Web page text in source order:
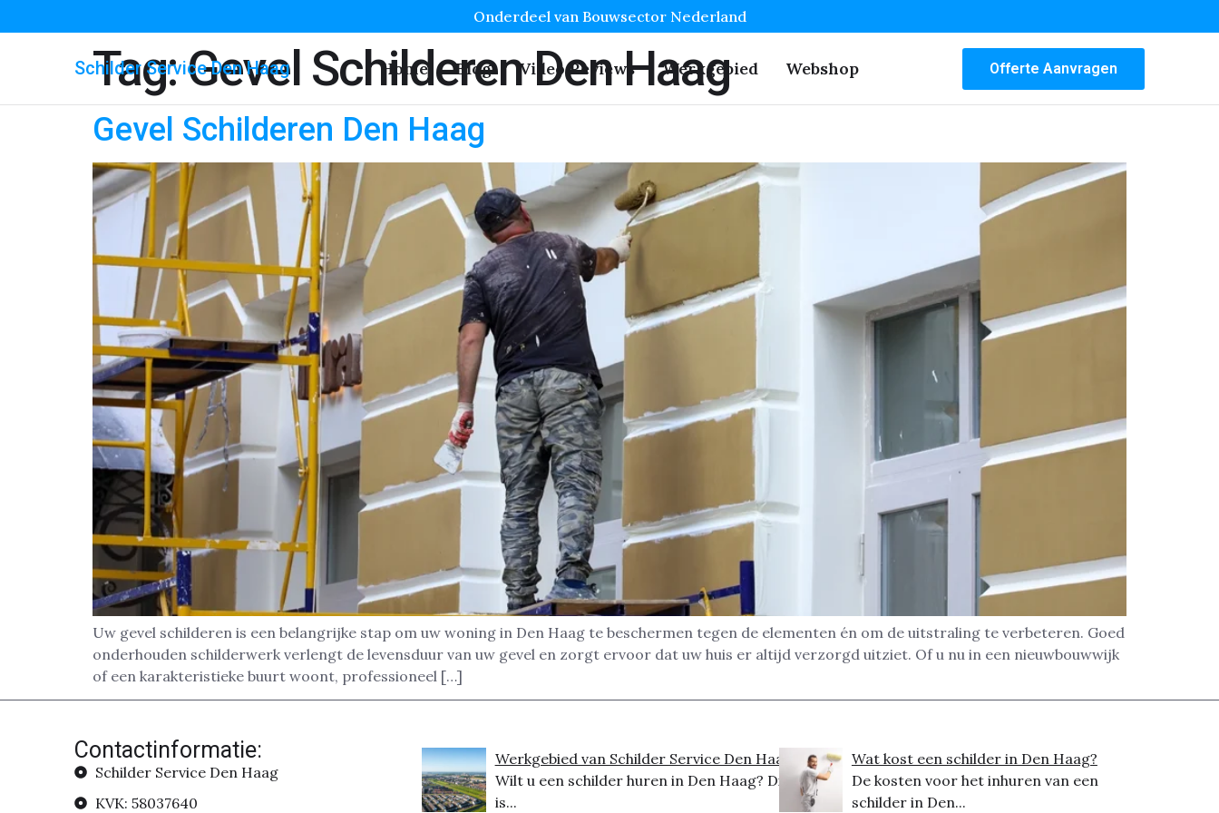
Onderdeel van Bouwsector Nederland
Schilder Service Den Haag Home Blog Video Reviews Werkgebied Webshop Offerte Aanvragen
Tag:Gevel Schilderen Den Haag
Gevel Schilderen Den Haag
Uw gevel schilderen is een belangrijke stap om uw woning in Den Haag te beschermen tegen de elementen én om de uitstraling te verbeteren. Goed
onderhouden schilderwerk verlengt de levensduur van uw gevel en zorgt ervoor dat uw huis er altijd verzorgd uitziet. Of u nu in een nieuwbouwwijk
of een karakteristieke buurt woont, professioneel […]
Contactinformatie:
Schilder Service Den Haag
KVK: 58037640
Werkgebied van Schilder Service Den Haag
Wilt u een schilder huren in Den Haag? Dit
is...
Wat kost een schilder in Den Haag?
De kosten voor het inhuren van een
schilder in Den...